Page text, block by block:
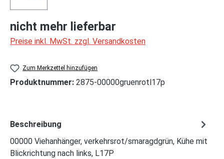
nicht mehr lieferbar
Preise inkl. MwSt. zzgl. Versandkosten
Zum Merkzettel hinzufügen
Produktnummer: 2875-00000gruenrotl17p
Beschreibung
00000 Viehanhänger, verkehrsrot/smaragdgrün, Kühe mit
Blickrichtung nach links, L17P